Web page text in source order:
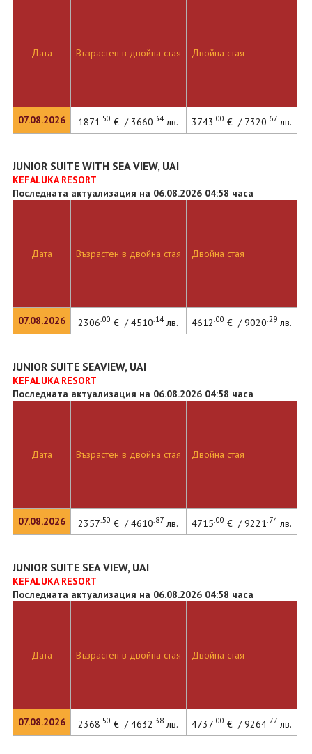
Дата
07.08.2026
Възрастен в двойна стая Двойна стая
1871.50 € / 3660.34лв. 3743.00 € / 7320.67 лв.
JUNIOR SUITE WITH SEA VIEW, UAI
KEFALUKA RESORT
Последната актуализация на 06.08.2026 04:58 часа
Дата
07.08.2026
Възрастен в двойна стая Двойна стая
2306.00 € / 4510.14лв. 4612.00 € / 9020.29лв.
JUNIOR SUITE SEAVIEW, UAI
KEFALUKA RESORT
Последната актуализация на 06.08.2026 04:58 часа
Дата
07.08.2026
Възрастен в двойна стая Двойна стая
2357.50 € / 4610.87 лв. 4715.00 € / 9221.74лв.
JUNIOR SUITE SEA VIEW, UAI
KEFALUKA RESORT
Последната актуализация на 06.08.2026 04:58 часа
Дата
07.08.2026
Възрастен в двойна стая Двойна стая
2368.50 € / 4632.38 лв. 4737.00 € / 9264.77 лв.